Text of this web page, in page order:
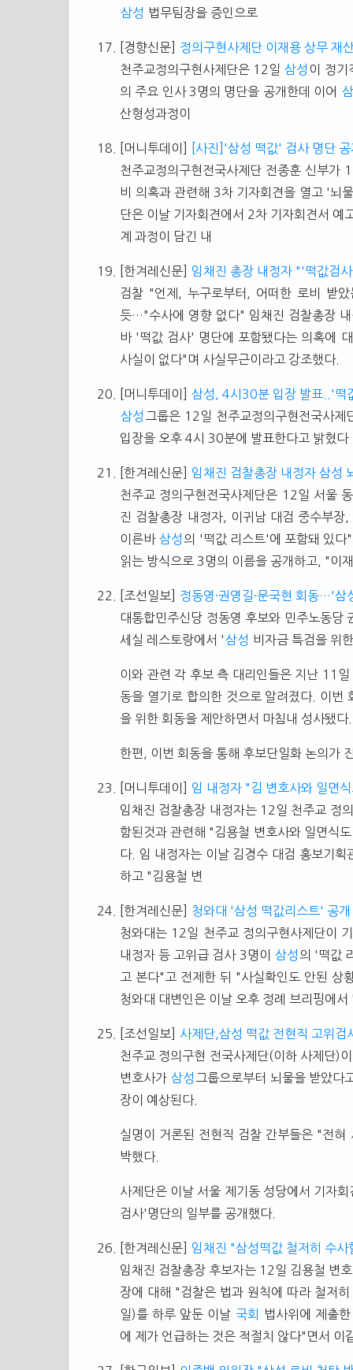
삼성 법무팀장을 증인으로
[경향신문]
정의구현사제단 이재용 상무 재
천주교정의구현사제단은 12일 삼성 이 정기
의 주요 인사 3명의 명단을 공개한데 이어
산형성과정이
[머니투데이]
[사진]'삼성 떡값' 검사 명단 공
천주교정의구현전국사제단 전종훈 신부가
비 의혹과 관련해 3차 기자회견을 열고 '뇌
단은 이날 기자회견에서 2차 기자회견서 예
계 과정이 담긴 내
[한겨레신문]
임채진 총장 내정자 "'떡값검
검찰 "언제, 누구로부터, 어떠한 로비 받
듯…"수사에 영향 없다" 임채진 검찰총장
바 '떡값 검사' 명단에 포함됐다는 의혹에
사실이 없다"며 사실무근이라고 강조했다.
[머니투데이] 삼성, 4시30분 입장 발표..'떡
삼성 그룹은 12일 천주교정의구현전국사
입장을 오후 4시 30분에 발표한다고 밝혔다
[한겨레신문]
임채진 검찰총장 내정자 삼성
천주교 정의구현전국사제단은 12일 서울
진 검찰총장 내정자, 이귀남 대검 중수부
이른바 삼성 의 '떡값 리스트'에 포함돼 있다
읽는 방식으로 3명의 이름을 공개하고, "이
[조선일보]
정동영·권영길·문국현 회동…'삼
대통합민주신당 정동영 후보와 민주노동
세실 레스토랑에서 '삼성 비자금 특검을 위
이와 관련 각 후보 측 대리인들은 지난 11
동을 열기로 합의한 것으로 알려졌다. 이번
을 위한 회동을 제안하면서 마침내 성사됐다.
한편, 이번 회동을 통해 후보단일화 논의가
[머니투데이]
임 내정자 "김 변호사와 일면
임채진 검찰총장 내정자는 12일 천주교 정
함된것과 관련해 "김용철 변호사와 일면식
다. 임 내정자는 이날 김경수 대검 홍보기
하고 "김용철 변
[한겨레신문]
청와대 '삼성 떡값리스트' 공개
청와대는 12일 천주교 정의구현사제단이
내정자 등 고위급 검사 3명이 삼성 의 '떡값
고 본다"고 전제한 뒤 "사실확인도 안된 상
청와대 대변인은 이날 오후 정례 브리핑에서
[조선일보]
사제단,삼성 떡값 전현직 고위검
천주교 정의구현 전국사제단(이하 사제단)
변호사가 삼성 그룹으로부터 뇌물을 받았다
장이 예상된다.
실명이 거론된 전현직 검찰 간부들은 "전
박했다.
사제단은 이날 서울 제기동 성당에서 기자
검사'명단의 일부를 공개했다.
[한겨레신문]
임채진 "삼성떡값 철저히 수사
임채진 검찰총장 후보자는 12일 김용철 변
장에 대해 "검찰은 법과 원칙에 따라 철저
일)를 하루 앞둔 이날 국회
법사위에 제출
에 제가 언급하는 것은 적절치 않다"면서 이